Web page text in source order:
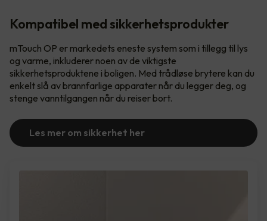
Kompatibel med sikkerhetsprodukter
mTouch OP er markedets eneste system som i tillegg til lys
og varme, inkluderer noen av de viktigste
sikkerhetsproduktene i boligen. Med trådløse brytere kan du
enkelt slå av brannfarlige apparater når du legger deg, og
stenge vanntilgangen når du reiser bort.
Les mer om sikkerhet her